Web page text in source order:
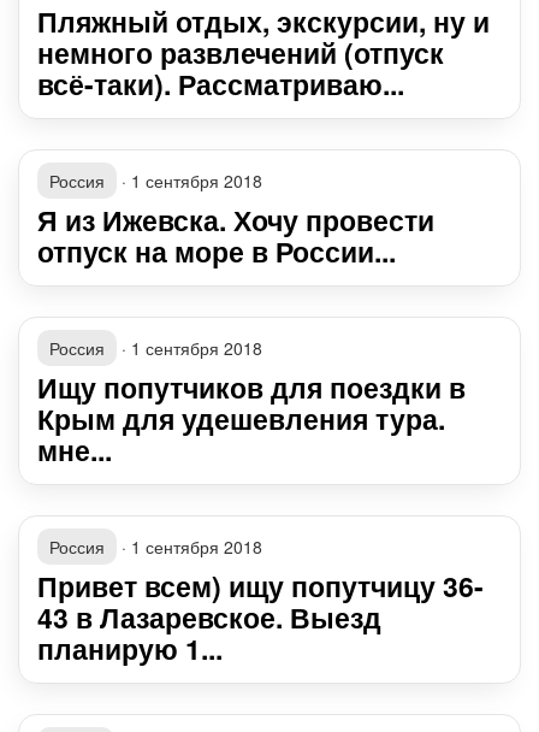
Пляжный отдых, экскурсии, ну и
немного развлечений (отпуск
всё-таки). Рассматриваю...
Россия · 1 сентября 2018
Я из Ижевска. Хочу провести
отпуск на море в России...
Россия · 1 сентября 2018
Ищу попутчиков для поездки в
Крым для удешевления тура.
мне...
Россия · 1 сентября 2018
Привет всем) ищу попутчицу 36-
43 в Лазаревское. Выезд
планирую 1...